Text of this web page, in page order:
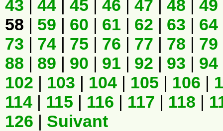
43 | 44 | 45 | 46 | 47 | 48 | 49
58 | 59 | 60 | 61 | 62 | 63 | 64
73 | 74 | 75 | 76 | 77 | 78 | 79
88 | 89 | 90 | 91 | 92 | 93 | 94
102 | 103 | 104 | 105 | 106 |
114 | 115 | 116 | 117 | 118 |
126 | Suivant